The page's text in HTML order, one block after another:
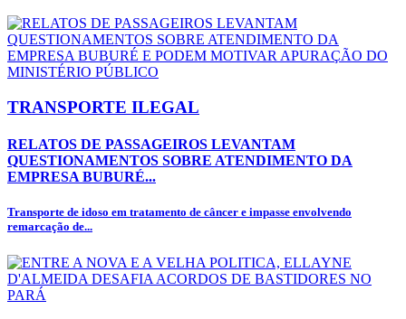
TRANSPORTE ILEGAL
RELATOS DE PASSAGEIROS LEVANTAM
QUESTIONAMENTOS SOBRE ATENDIMENTO DA
EMPRESA BUBURÉ...
Transporte de idoso em tratamento de câncer e impasse envolvendo
remarcação de...